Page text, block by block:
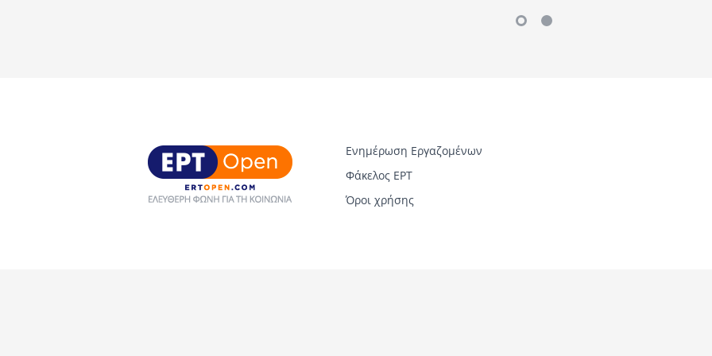
Ενημέρωση Εργαζομένων
Φάκελος ΕΡΤ
Όροι χρήσης